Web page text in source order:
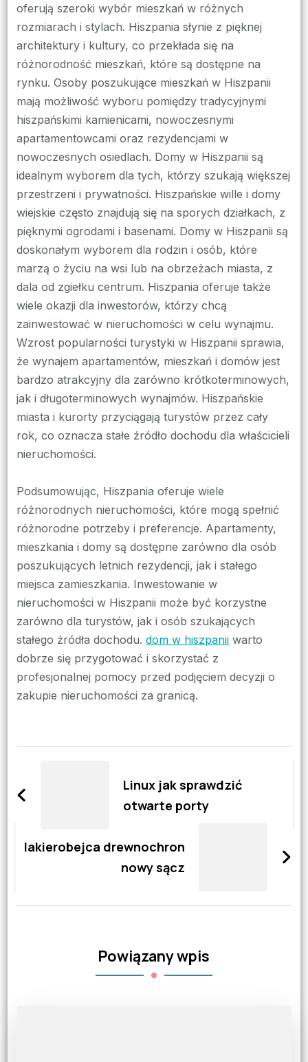
oferują szeroki wybór mieszkań w różnych
rozmiarach i stylach. Hiszpania słynie z pięknej
architektury i kultury, co przekłada się na
różnorodność mieszkań, które są dostępne na
rynku. Osoby poszukujące mieszkań w Hiszpanii
mają możliwość wyboru pomiędzy tradycyjnymi
hiszpańskimi kamienicami, nowoczesnymi
apartamentowcami oraz rezydencjami w
nowoczesnych osiedlach. Domy w Hiszpanii są
idealnym wyborem dla tych, którzy szukają większej
przestrzeni i prywatności. Hiszpańskie wille i domy
wiejskie często znajdują się na sporych działkach, z
pięknymi ogrodami i basenami. Domy w Hiszpanii są
doskonałym wyborem dla rodzin i osób, które
marzą o życiu na wsi lub na obrzeżach miasta, z
dala od zgiełku centrum. Hiszpania oferuje także
wiele okazji dla inwestorów, którzy chcą
zainwestować w nieruchomości w celu wynajmu.
Wzrost popularności turystyki w Hiszpanii sprawia,
że wynajem apartamentów, mieszkań i domów jest
bardzo atrakcyjny dla zarówno krótkoterminowych,
jak i długoterminowych wynajmów. Hiszpańskie
miasta i kurorty przyciągają turystów przez cały
rok, co oznacza stałe źródło dochodu dla właścicieli
nieruchomości.
Podsumowując, Hiszpania oferuje wiele
różnorodnych nieruchomości, które mogą spełnić
różnorodne potrzeby i preferencje. Apartamenty,
mieszkania i domy są dostępne zarówno dla osób
poszukujących letnich rezydencji, jak i stałego
miejsca zamieszkania. Inwestowanie w
nieruchomości w Hiszpanii może być korzystne
zarówno dla turystów, jak i osób szukających
stałego źródła dochodu. dom w hiszpaniiwarto
dobrze się przygotować i skorzystać z
profesjonalnej pomocy przed podjęciem decyzji o
zakupie nieruchomości za granicą.
wpisy
Linux jak sprawdzić
otwarte porty
lakierobejca drewnochron
nowy sącz
Powiązany wpis